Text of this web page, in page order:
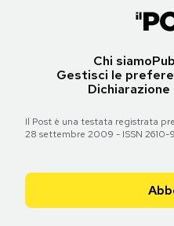
Chi siamo
Gestisci le
Il Post è una testata registrata
28 settembre 2009 - ISSN